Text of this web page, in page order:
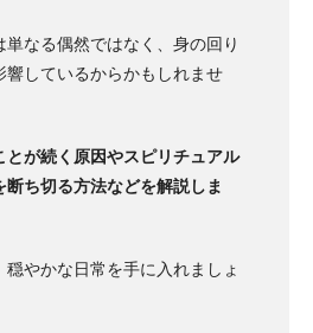
なる偶然ではなく、身の回り
響しているからかもしれませ
とが続く原因やスピリチュアル
ち切る方法などを解説しま
やかな日常を手に入れましょ